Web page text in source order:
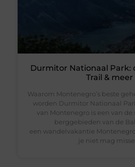
Durmitor Nationaal Park:
Trail & meer
Waarom Montenegro’s beste
worden Durmitor Nationaal
van Montenegro is een van de
berggebieden van de
een wandelvakantie
je niet mag